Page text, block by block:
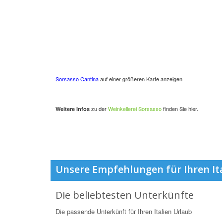
Sorsasso Cantinaauf einer größeren Karte anzeigen
Weitere Infos zu derWeinkellerei Sorsassofinden Sie hier.
Unsere Empfehlungen für Ihren
Die beliebtesten Unterkünfte
Die passende Unterkünft für Ihren Italien Urlaub